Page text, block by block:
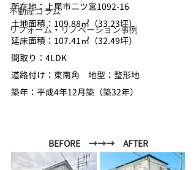
不動産コラム
リフォーム・リノベーション事例
所在地：上尾市二ツ宮1092-16
土地面積：109.88㎡（33.23坪）
延床面積：107.41㎡（32.49坪）
間取り：4LDK
道路付け：東南角　地型：整形地
築年：平成4年12月築（築32年）
BEFORE　→→→　AFTER